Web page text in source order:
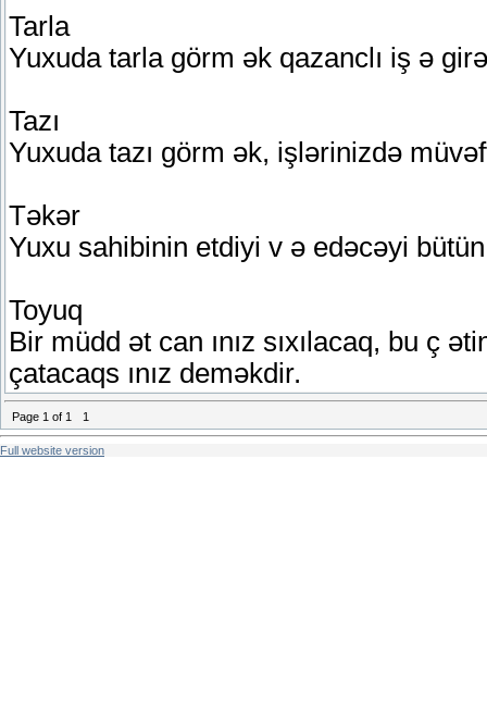
Tarla
Yuxuda tarla görm ək qazanclı iş ə
Tazı
Yuxuda tazı görm ək, işlərinizdə
Təkər
Yuxu sahibinin etdiyi v ə edəcəyi
Toyuq
Bir müdd ət can ınız sıxılacaq, bu ç
çatacaqs ınız deməkdir.
Page 1 of 1 1
Full website version